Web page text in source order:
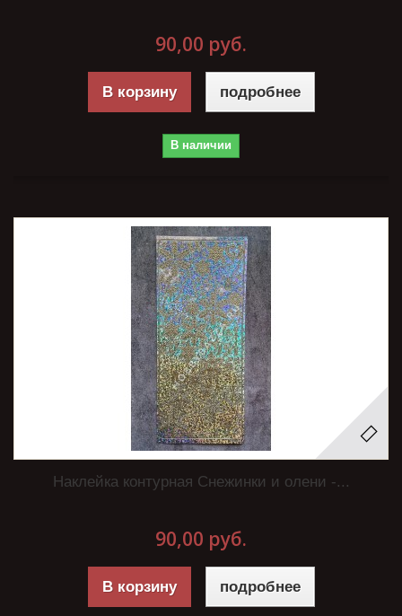
90,00 руб.
В корзину подробнее
В наличии
Наклейка контурная Снежинки и олени -...
90,00 руб.
В корзину подробнее